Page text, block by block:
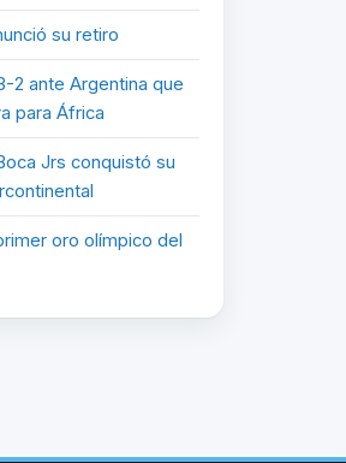
su retiro
2 ante Argentina que
para África
Jrs conquistó su
oro olímpico del